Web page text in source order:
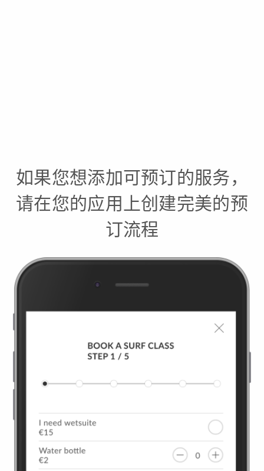
如果您想添加可预订的服务，
请在您的应用上创建完美的预
订流程